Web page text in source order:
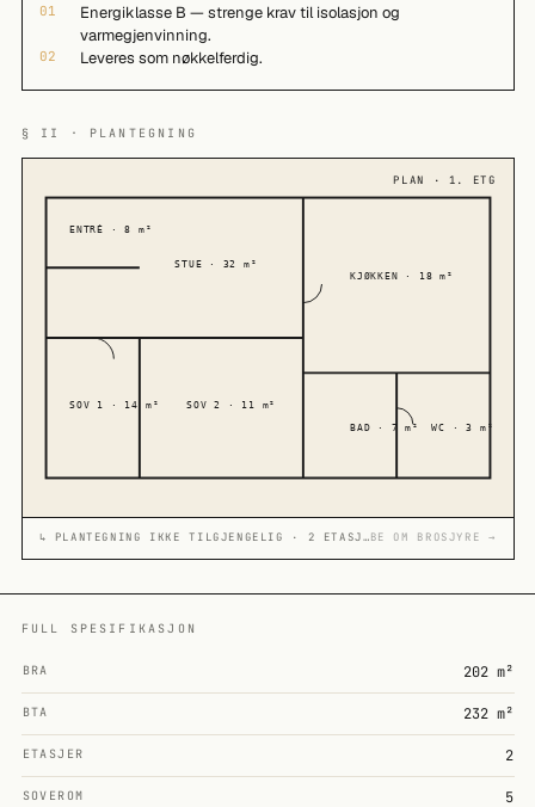
01
Energiklasse B — strenge krav til isolasjon og
varmegjenvinning.
02 Leveres som nøkkelferdig.
§ II · PLANTEGNING
STUE · 32 m²
KJØKKEN · 18 m²
BAD · 7 m² WC · 3 m²
SOV 1 · 14 m² SOV 2 · 11 m²
ENTRÉ · 8 m²
PLAN · 1. ETG
↳ PLANTEGNING IKKE TILGJENGELIG · 2 ETASJERBE OM BROSJYRE →
FULL SPESIFIKASJON
BRA 202 m²
BTA 232 m²
ETASJER 2
SOVEROM 5